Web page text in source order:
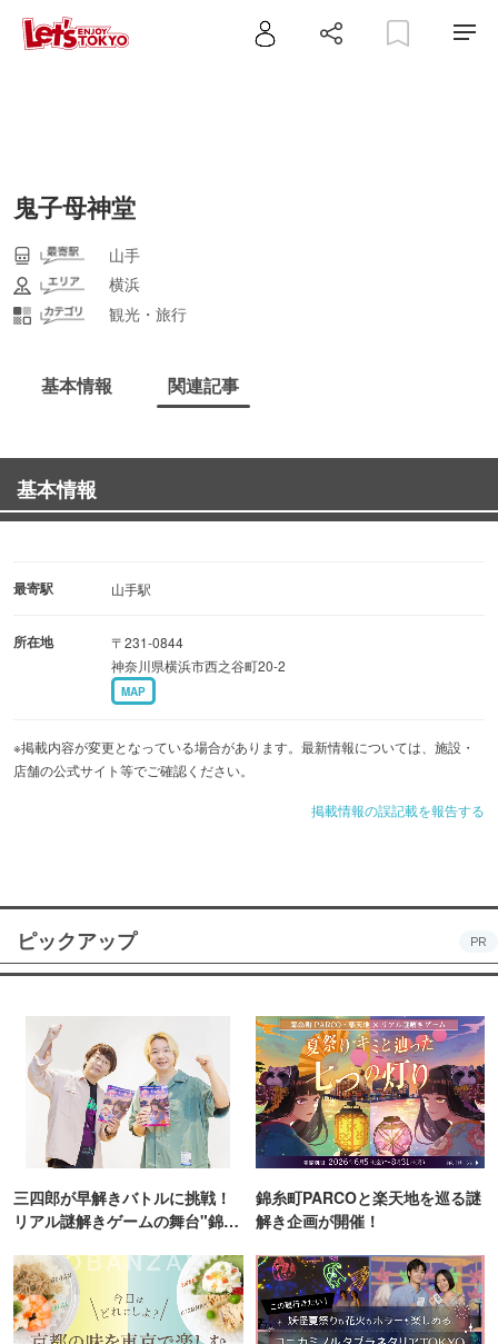
鬼子母神堂
山手
横浜
観光・旅行
基本情報 関連記事
基本情報
最寄駅 山手駅
所在地
〒231-0844
神奈川県横浜市西之谷町20-2
MAP
※掲載内容が変更となっている場合があります。最新情報については、施設・
店舗の公式サイト等でご確認ください。
掲載情報の誤記載を報告する
ピックアップ PR
三四郎が早解きバトルに挑戦！
リアル謎解きゲームの舞台"錦糸
錦糸町PARCOと楽天地を巡る謎
解き企画が開催！